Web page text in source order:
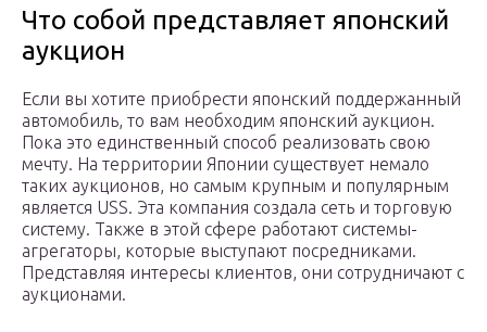
Что собой представляет японский
аукцион
Если вы хотите приобрести японский поддержанный
автомобиль, то вам необходим японский аукцион.
Пока это единственный способ реализовать свою
мечту. На территории Японии существует немало
таких аукционов, но самым крупным и популярным
является USS. Эта компания создала сеть и торговую
систему. Также в этой сфере работают системы-
агрегаторы, которые выступают посредниками.
Представляя интересы клиентов, они сотрудничают с
аукционами.